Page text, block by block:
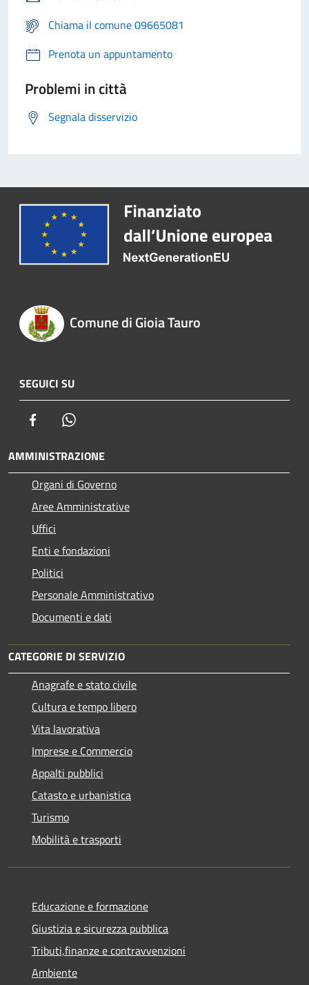
Chiama il comune 09665081
Prenota un appuntamento
Problemi in città
Segnala disservizio
Comune di Gioia Tauro
SEGUICI SU
Facebook
AMMINISTRAZIONE
Organi di Governo
Aree Amministrative
Uffici
Enti e fondazioni
Politici
Personale Amministrativo
Documenti e dati
CATEGORIE DI SERVIZIO
Anagrafe e stato civile
Cultura e tempo libero
Vita lavorativa
Imprese e Commercio
Appalti pubblici
Catasto e urbanistica
Turismo
Mobilità e trasporti
Educazione e formazione
Giustizia e sicurezza pubblica
Tributi,finanze e contravvenzioni
Ambiente